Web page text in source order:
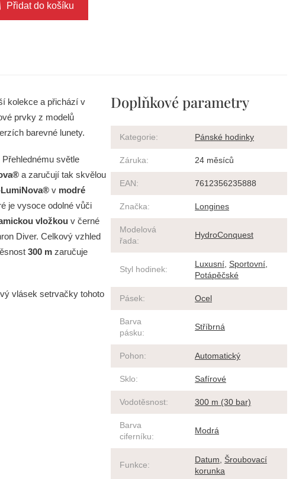
Přidat do košíku
kolekce a přichází v
prvky z modelů
barevné lunety.
světle
a zaručují tak skvělou
v modré
je vysoce odolné vůči
vložkou v černé
Diver. Celkový vzhled
300 m zaručuje
vlásek setrvačky tohoto
Doplňkové parametry
Kategorie: Pánské hodinky
Záruka: 24 měsíců
EAN: 7612356235888
Značka: Longines
Modelová
řada:
HydroConquest
Styl hodinek:
Luxusní, Sportovní,
Potápěčské
Pásek: Ocel
Barva
pásku:
Stříbrná
Pohon: Automatický
Sklo: Safírové
Vodotěsnost: 300 m (30 bar)
Barva
ciferníku:
Modrá
Funkce:
Datum, Šroubovací
korunka